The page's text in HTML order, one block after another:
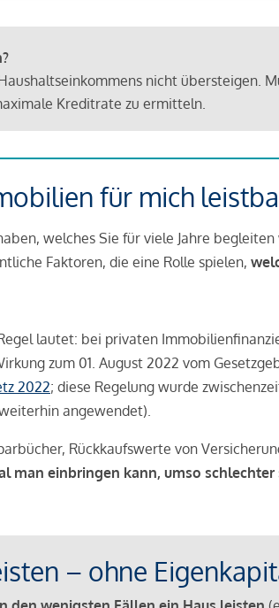
nicht übersteigen.
Kreditrate zu ermitteln.
für mich
welches Sie für viele Jahre
Faktoren, die eine Rolle spielen,
lautet: bei privaten
zum 01. August 2022 vom
2022; diese Regelung wurde
angewendet).
Rückkaufswerte von
man einbringen kann, umso
– ohne